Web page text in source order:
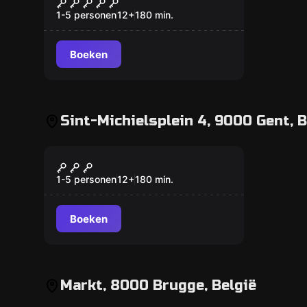
1-5 personen12+180 min.
Boeken
Sint-Michielsplein 4, 9000 Gent,
World City Trail
1-5 personen12+180 min.
Boeken
Markt, 8000 Brugge, België